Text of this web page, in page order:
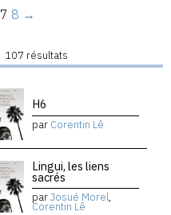
7 8 →
107 résultats
H6
par Corentin Lê
Lingui, les liens
sacrés
parJosué Morel,
Corentin Lê